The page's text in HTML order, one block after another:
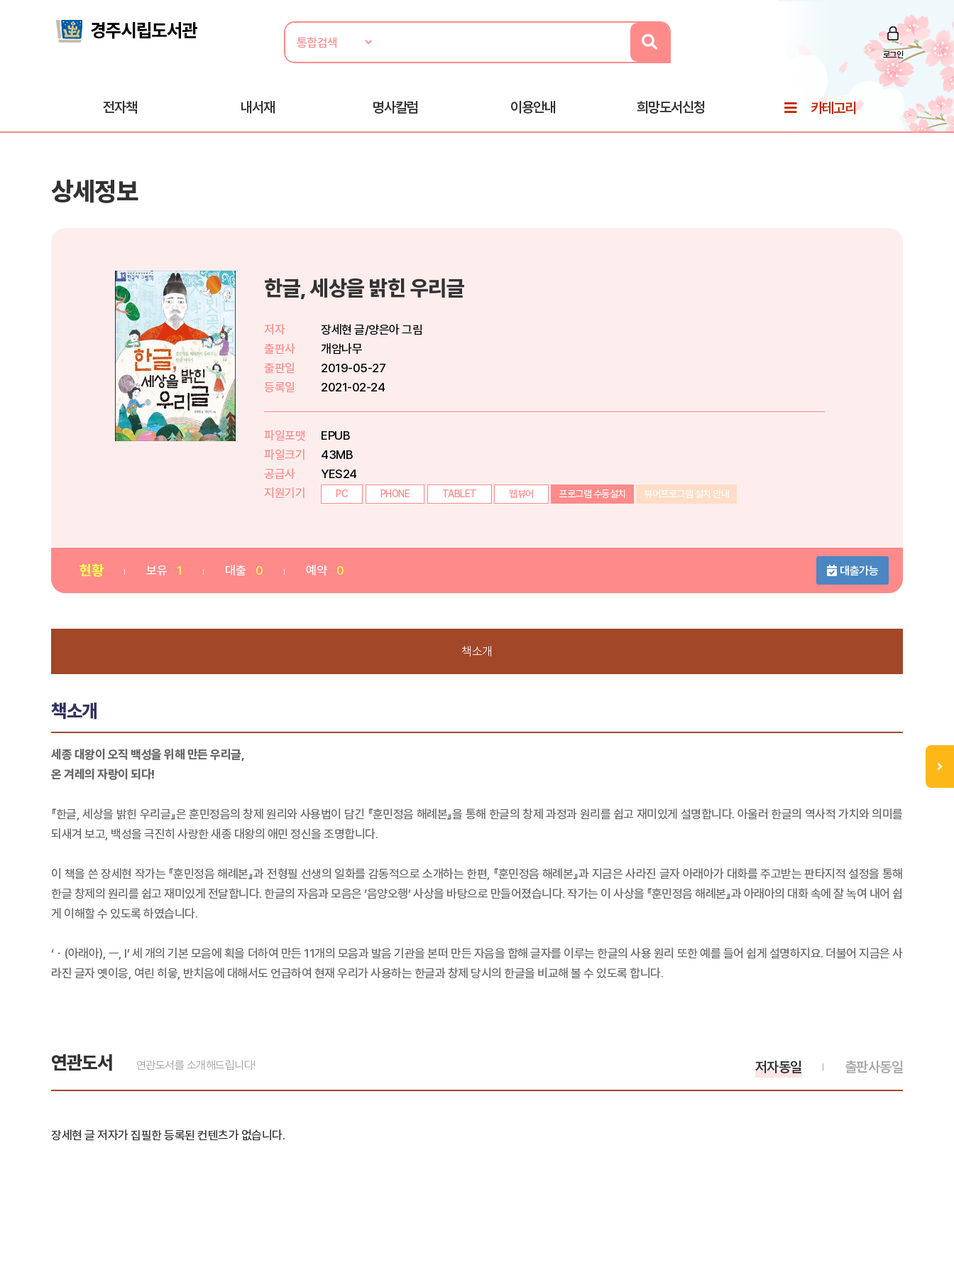
로그인
전자책 내서재 명사칼럼 이용안내 희망도서신청 카테고리
상세정보
한글, 세상을 밝힌 우리글
저자
장세현 글/양은아 그림
출판사
개암나무
출판일
2019-05-27
등록일
2021-02-24
파일포맷
EPUB
파일크기
43MB
공급사
YES24
지원기기
PC PHONE TABLET 웹뷰어 프로그램 수동설치 뷰어프로그램 설치 안내
현황 보유 1 대출 0 예약 0 대출가능
책소개
책소개
세종 대왕이 오직 백성을 위해 만든 우리글,
온 겨레의 자랑이 되다!
『한글, 세상을 밝힌 우리글』은 훈민정음의 창제 원리와 사용법이 담긴 『훈민정음 해례본』을 통해 한글의 창제 과정과 원리를 쉽고 재미있게 설명합니다. 아울러 한글의 역사적 가치와 의미를
되새겨 보고, 백성을 극진히 사랑한 새종 대왕의 애민 정신을 조명합니다.
이 책을 쓴 장세현 작가는 『훈민정음 해례본』과 전형필 선생의 일화를 감동적으로 소개하는 한편, 『훈민정음 해례본』과 지금은 사라진 글자 아래아가 대화를 주고받는 판타지적 설정을 통해
한글 창제의 원리를 쉽고 재미있게 전달합니다. 한글의 자음과 모음은 ‘음양오행’ 사상을 바탕으로 만들어졌습니다. 작가는 이 사상을 『훈민정음 해례본』과 아래아의 대화 속에 잘 녹여 내어 쉽
게 이해할 수 있도록 하였습니다.
‘ㆍ(아래아), ㅡ, l’ 세 개의 기본 모음에 획을 더하여 만든 11개의 모음과 발음 기관을 본떠 만든 자음을 합해 글자를 이루는 한글의 사용 원리 또한 예를 들어 쉽게 설명하지요. 더불어 지금은 사
라진 글자 옛이응, 여린 히읗, 반치음에 대해서도 언급하여 현재 우리가 사용하는 한글과 창제 당시의 한글을 비교해 볼 수 있도록 합니다.
연관도서 연관도서를 소개해드립니다! 출판사동일
저자동일
장세현 글 저자가 집필한 등록된 컨텐츠가 없습니다.